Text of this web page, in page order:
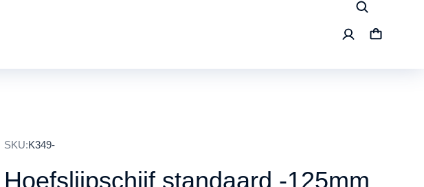
SKU:K349-
Hoefslijpschijf standaard -125mm